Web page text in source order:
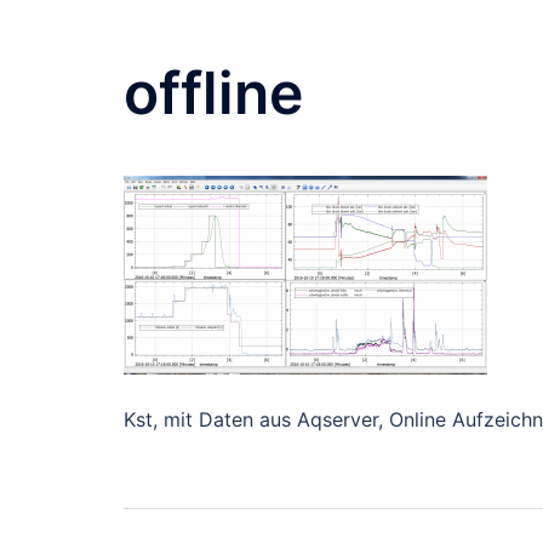
offline
Kst, mit Daten aus Aqserver, Online